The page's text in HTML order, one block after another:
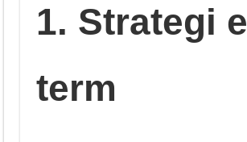
1. Strategi
term